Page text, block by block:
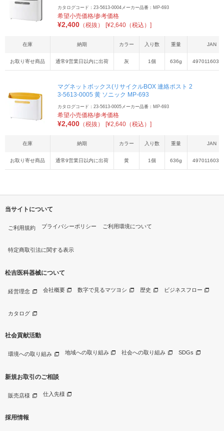
カタログコード：23-5613-0004メーカー品番：MP-693
希望小売価格/参考価格
¥2,400 （税抜） [¥2,640（税込）]
在庫 納期 カラー 入り数 重量 JAN
お取り寄せ商品 通常9営業日以内に出荷 灰 1個 636g
マグネットボックス(リサイクルBOX 連絡ポスト 2
3-5613-0005 黄 ソニック MP-693
カタログコード：23-5613-0005メーカー品番：MP-693
希望小売価格/参考価格
¥2,400 （税抜） [¥2,640（税込）]
在庫 納期 カラー 入り数 重量 JAN
お取り寄せ商品 通常9営業日以内に出荷 黄 1個 636g
当サイトについて
ご利用規約 プライバシーポリシー ご利用環境について
特定商取引法に関する表示
松吉医科器械について
経営理念 会社概要 数字で見るマツヨシ 歴史 ビジネスフロー
カタログ
社会貢献活動
環境への取り組み 地域への取り組み 社会への取り組み SDGs
新規お取引のご相談
販売店様 仕入先様
採用情報